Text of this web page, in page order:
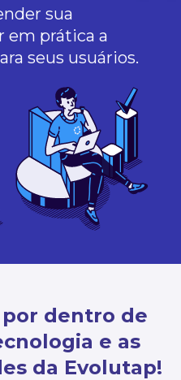
sua
em prática a
seus usuários.
dentro de
e as
da Evolutap!